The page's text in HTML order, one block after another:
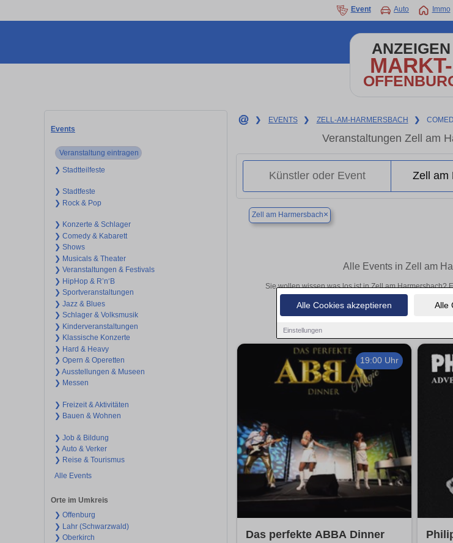
Alle Cookies akzeptieren Alle
Einstellungen
Event Auto Immo
ANZEIGEN
MARKT-
Events
Veranstaltung eintragen
❯ Stadtteilfeste
❯ Stadtfeste
❯ Rock & Pop
❯ Konzerte & Schlager
❯ Comedy & Kabarett
❯ Shows
❯ Musicals & Theater
❯ Veranstaltungen & Festivals
❯ HipHop & R’n‘B
❯ Sportveranstaltungen
❯ Jazz & Blues
❯ Schlager & Volksmusik
❯ Kinderveranstaltungen
❯ Klassische Konzerte
❯ Hard & Heavy
❯ Opern & Operetten
❯ Ausstellungen & Museen
❯ Messen
❯ Freizeit & Aktivitäten
❯ Bauen & Wohnen
❯ Job & Bildung
❯ Auto & Verker
❯ Reise & Tourismus
Alle Events
Orte im Umkreis
❯ Offenburg
❯ Lahr (Schwarzwald)
❯ Oberkirch
❯ EVENTS ❯ ZELL-AM-HARMERSBACH ❯
Veranstaltungen Zell am
Zell am Harmersbach×
Alle Events in Zell am
Sie wollen wissen was los ist in Zell am Harmersbach?
inspirierende Theateraufführungen oder
19:00 Uhr
Das perfekte ABBA Dinner